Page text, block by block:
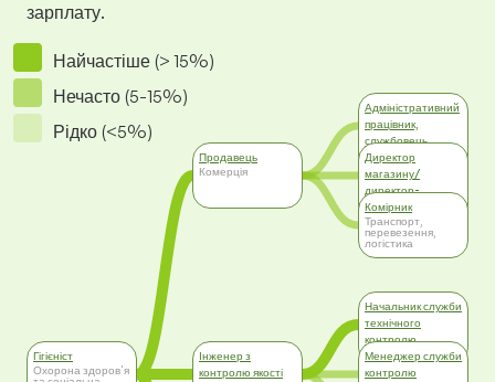
зарплату.
Найчастіше (> 15%)
Нечасто (5-15%)
Рідко (<5%)
Гігієніст
Охорона здоров'я
Продавець
Комерція
Інженер з
контролю якості
Адміністративний
працівник,
службовець
Адміністративна
робота
Директор
магазину/
директор-
розпорядник
Комерція
Комірник
Транспорт,
перевезення,
логістика
Начальник служби
технічного
контролю
Менеджмент
Менеджер служби
контролю